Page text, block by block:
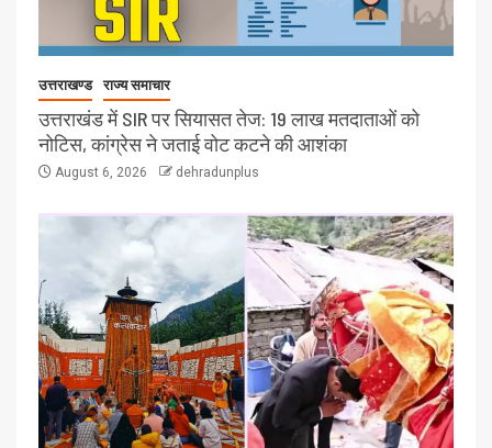
उत्तराखण्ड राज्य समाचार
उत्तराखंड में SIR पर सियासत तेज: 19 लाख मतदाताओं को
नोटिस, कांग्रेस ने जताई वोट कटने की आशंका
August 6, 2026 dehradunplus